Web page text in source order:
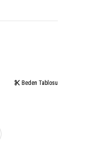
Beden Tablosu
Beden Tablosu